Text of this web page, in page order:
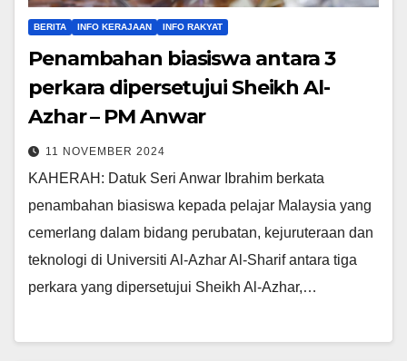
BERITA INFO KERAJAAN INFO RAKYAT
Penambahan biasiswa antara 3
perkara dipersetujui Sheikh Al-
Azhar – PM Anwar
11 NOVEMBER 2024
KAHERAH: Datuk Seri Anwar Ibrahim berkata
penambahan biasiswa kepada pelajar Malaysia yang
cemerlang dalam bidang perubatan, kejuruteraan dan
teknologi di Universiti Al-Azhar Al-Sharif antara tiga
perkara yang dipersetujui Sheikh Al-Azhar,…